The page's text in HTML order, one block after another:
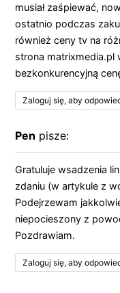
musiał zaśpiewać,
ostatnio podczas
również ceny tv na
strona matrixmedia.pl
bezkonkurencyjną
Zaloguj się, aby
Pen pisze:
Gratuluje wsadzenia
zdaniu (w artykule z
Podejrzewam
niepocieszony z
Pozdrawiam.
Zaloguj się, aby